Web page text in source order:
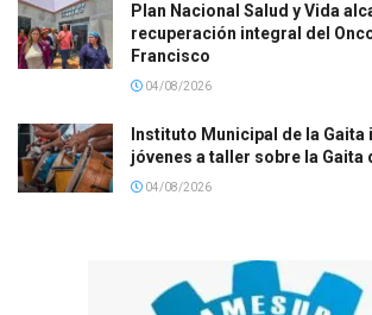
Plan Nacional Salud y Vida
recuperación integral del
Francisco
04/08/2026
Instituto Municipal de la Gaita
jóvenes a taller sobre la Gaita
04/08/2026